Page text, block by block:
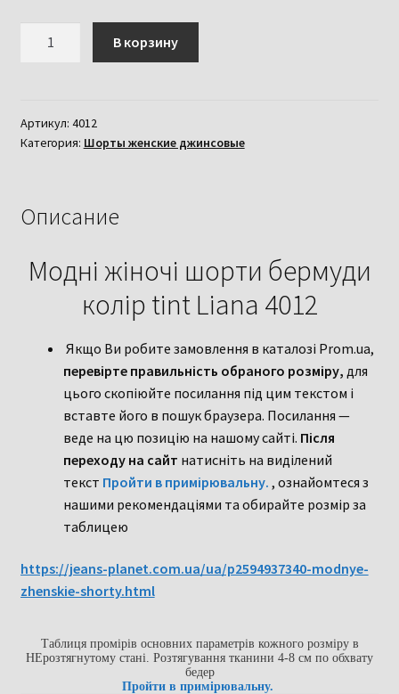
шорти
бермуди
Liana
В корзину
Артикул: 4012
Категория: Шорты женские джинсовые
Описание
Модні жіночі шорти бермуди
колір tint Liana 4012
Якщо Ви робите замовлення в каталозі Prom.ua,
перевірте правильність обраного розміру, для
цього скопіюйте посилання під цим текстом і
вставте його в пошук браузера. Посилання —
веде на цю позицію на нашому сайті. Після
переходу на сайт натисніть на виділений
текст Пройти в примірювальну. , ознайомтеся з
нашими рекомендаціями та обирайте розмір за
таблицею
https://jeans-planet.com.ua/ua/p2594937340-modnye-
zhenskie-shorty.html
Таблиця промірів основних параметрів кожного розміру в
НЕрозтягнутому стані. Розтягування тканини 4-8 см по обхвату
бедер
Пройти в примірювальну.